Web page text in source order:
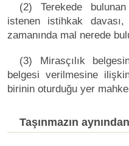
(2) Terekede
istenen istihkak
zamanında mal nerede
(3) Mirasçılık
belgesi verilmesine
birinin oturduğu yer
Taşınmazın